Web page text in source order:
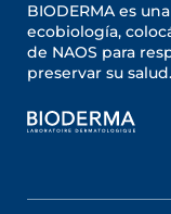
BIODERMA es
ecobiología,
de NAOS para
preservar su